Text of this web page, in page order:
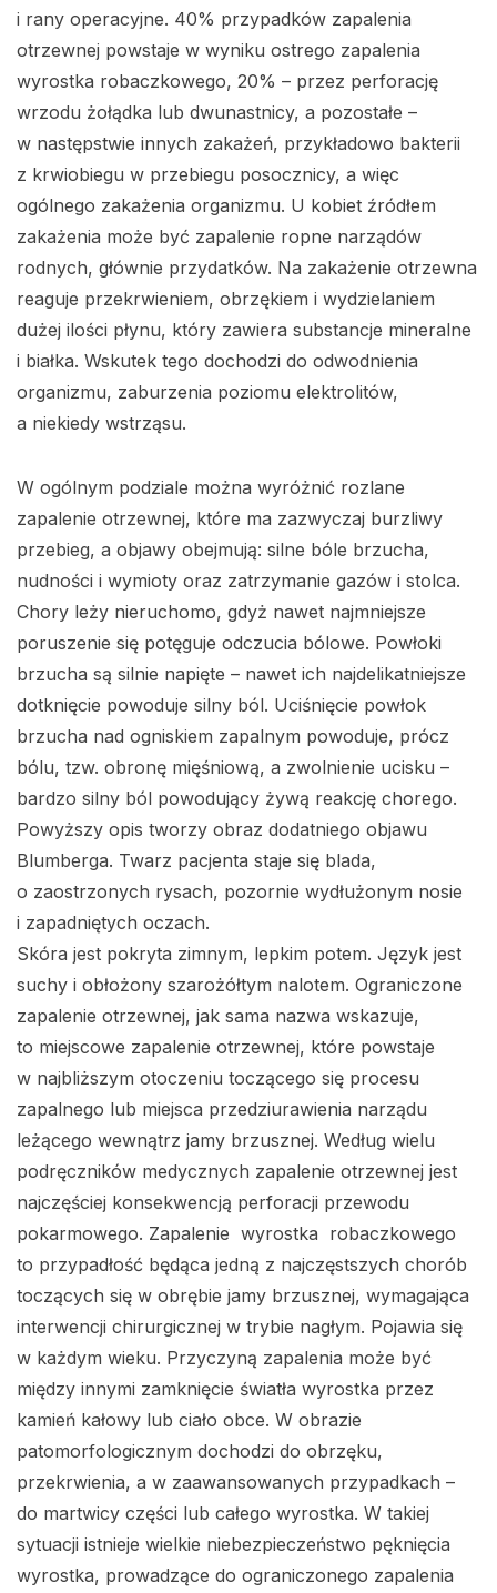
i rany operacyjne. 40% przypadków zapalenia
otrzewnej powstaje w wyniku ostrego zapalenia
wyrostka robaczkowego, 20% – przez perforację
wrzodu żołądka lub dwunastnicy, a pozostałe –
w następstwie innych zakażeń, przykładowo bakterii
z krwiobiegu w przebiegu posocznicy, a więc
ogólnego zakażenia organizmu. U kobiet źródłem
zakażenia może być zapalenie ropne narządów
rodnych, głównie przydatków. Na zakażenie otrzewna
reaguje przekrwieniem, obrzękiem i wydzielaniem
dużej ilości płynu, który zawiera substancje mineralne
i białka. Wskutek tego dochodzi do odwodnienia
organizmu, zaburzenia poziomu elektrolitów,
a niekiedy wstrząsu.
W ogólnym podziale można wyróżnić rozlane
zapalenie otrzewnej, które ma zazwyczaj burzliwy
przebieg, a objawy obejmują: silne bóle brzucha,
nudności i wymioty oraz zatrzymanie gazów i stolca.
Chory leży nieruchomo, gdyż nawet najmniejsze
poruszenie się potęguje odczucia bólowe. Powłoki
brzucha są silnie napięte – nawet ich najdelikatniejsze
dotknięcie powoduje silny ból. Uciśnięcie powłok
brzucha nad ogniskiem zapalnym powoduje, prócz
bólu, tzw. obronę mięśniową, a zwolnienie ucisku –
bardzo silny ból powodujący żywą reakcję chorego.
Powyższy opis tworzy obraz dodatniego objawu
Blumberga. Twarz pacjenta staje się blada,
o zaostrzonych rysach, pozornie wydłużonym nosie
i zapadniętych oczach.
Skóra jest pokryta zimnym, lepkim potem. Język jest
suchy i obłożony szarożółtym nalotem. Ograniczone
zapalenie otrzewnej, jak sama nazwa wskazuje,
to miejscowe zapalenie otrzewnej, które powstaje
w najbliższym otoczeniu toczącego się procesu
zapalnego lub miejsca przedziurawienia narządu
leżącego wewnątrz jamy brzusznej. Według wielu
podręczników medycznych zapalenie otrzewnej jest
najczęściej konsekwencją perforacji przewodu
pokarmowego. Zapalenie wyrostka robaczkowego
to przypadłość będąca jedną z najczęstszych chorób
toczących się w obrębie jamy brzusznej, wymagająca
interwencji chirurgicznej w trybie nagłym. Pojawia się
w każdym wieku. Przyczyną zapalenia może być
między innymi zamknięcie światła wyrostka przez
kamień kałowy lub ciało obce. W obrazie
patomorfologicznym dochodzi do obrzęku,
przekrwienia, a w zaawansowanych przypadkach –
do martwicy części lub całego wyrostka. W takiej
sytuacji istnieje wielkie niebezpieczeństwo pęknięcia
wyrostka, prowadzące do ograniczonego zapalenia